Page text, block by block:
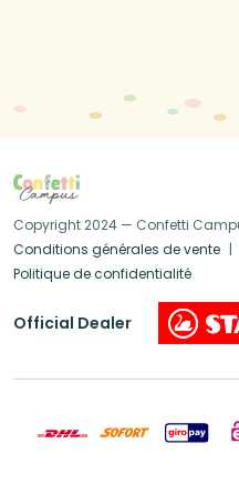
Copyright 2024 — Confetti
Conditions générales de vente
Politique de confidentialité
Official Dealer